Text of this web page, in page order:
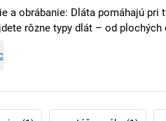
a obrábanie: Dláta pomáhajú
rôzne typy dlát – od